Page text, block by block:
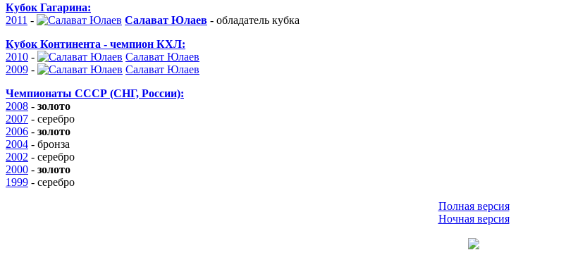
Кубок Гагарина:
2011 - Салават Юлаев - обладатель кубка
Кубок Континента - чемпион КХЛ:
2010 -
Салават Юлаев
2009 -
Салават Юлаев
Чемпионаты СССР (СНГ, России):
2008 - золото
2007 - серебро
2006 - золото
2004 - бронза
2002 - серебро
2000 - золото
1999 - серебро
Полная версия
Ночная версия